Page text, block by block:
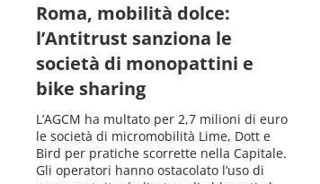
Roma, mobilità dolce:
l’Antitrust sanziona le
società di monopattini e
bike sharing
L’AGCM ha multato per 2,7 milioni di euro
le società di micromobilità Lime, Dott e
Bird per pratiche scorrette nella Capitale.
Gli operatori hanno ostacolato l’uso di